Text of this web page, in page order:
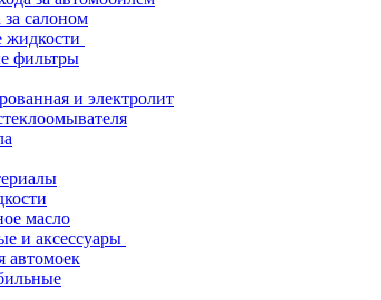
за салоном
жидкости
фильтры
и электролит
масло
и аксессуары
автомоек